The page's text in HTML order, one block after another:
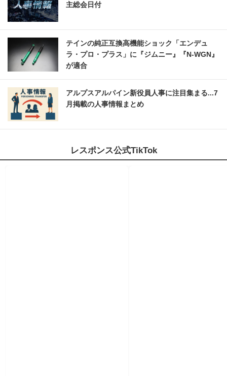
主総会日付
テインの純正互換高機能ショック「エンデュ
ラ・プロ・プラス」に『ジムニー』『N-WGN』
が適合
アルプスアルパイン新役員人事に注目集まる...7
月掲載の人事情報まとめ
レスポンス公式TikTok